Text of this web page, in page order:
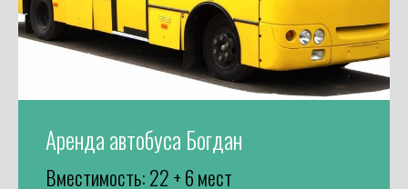
Аренда автобуса Богдан
Вместимость: 22 + 6 мест